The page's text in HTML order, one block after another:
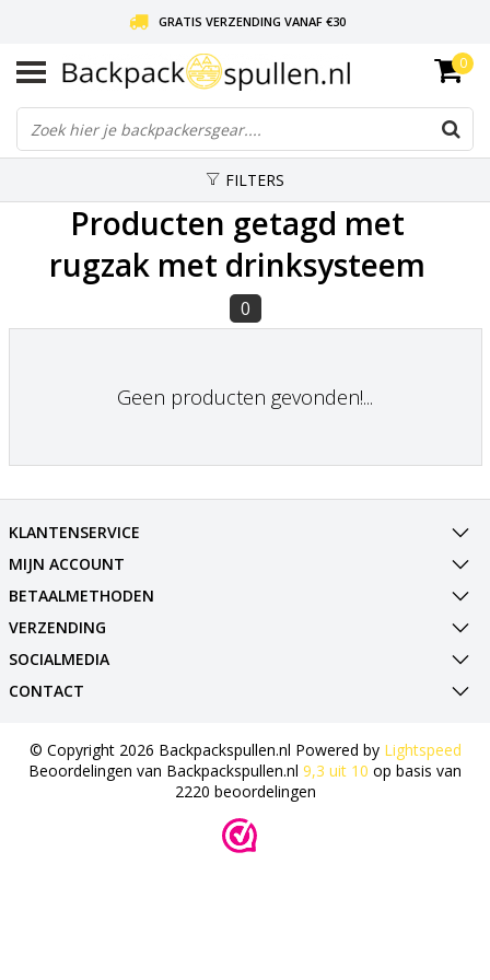
GRATIS VERZENDING VANAF €30
LIEFDE VOOR BACKPACKEN!
30 DAGEN GRATIS RETOUR
0
FILTERS
Producten getagd met
rugzak met drinksysteem
0
Geen producten gevonden!...
KLANTENSERVICE
MIJN ACCOUNT
BETAALMETHODEN
VERZENDING
SOCIALMEDIA
CONTACT
© Copyright 2026 Backpackspullen.nl Powered by Lightspeed
Beoordelingen van Backpackspullen.nl 9,3 uit 10 op basis van
2220 beoordelingen